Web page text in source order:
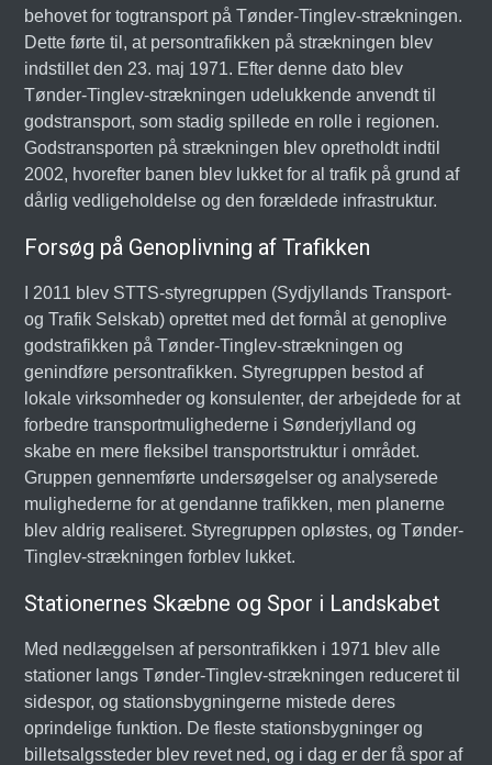
behovet for togtransport på Tønder-Tinglev-strækningen.
Dette førte til, at persontrafikken på strækningen blev
indstillet den 23. maj 1971. Efter denne dato blev
Tønder-Tinglev-strækningen udelukkende anvendt til
godstransport, som stadig spillede en rolle i regionen.
Godstransporten på strækningen blev opretholdt indtil
2002, hvorefter banen blev lukket for al trafik på grund af
dårlig vedligeholdelse og den forældede infrastruktur.
Forsøg på Genoplivning af Trafikken
I 2011 blev STTS-styregruppen (Sydjyllands Transport-
og Trafik Selskab) oprettet med det formål at genoplive
godstrafikken på Tønder-Tinglev-strækningen og
genindføre persontrafikken. Styregruppen bestod af
lokale virksomheder og konsulenter, der arbejdede for at
forbedre transportmulighederne i Sønderjylland og
skabe en mere fleksibel transportstruktur i området.
Gruppen gennemførte undersøgelser og analyserede
mulighederne for at gendanne trafikken, men planerne
blev aldrig realiseret. Styregruppen opløstes, og Tønder-
Tinglev-strækningen forblev lukket.
Stationernes Skæbne og Spor i Landskabet
Med nedlæggelsen af persontrafikken i 1971 blev alle
stationer langs Tønder-Tinglev-strækningen reduceret til
sidespor, og stationsbygningerne mistede deres
oprindelige funktion. De fleste stationsbygninger og
billetsalgssteder blev revet ned, og i dag er der få spor af